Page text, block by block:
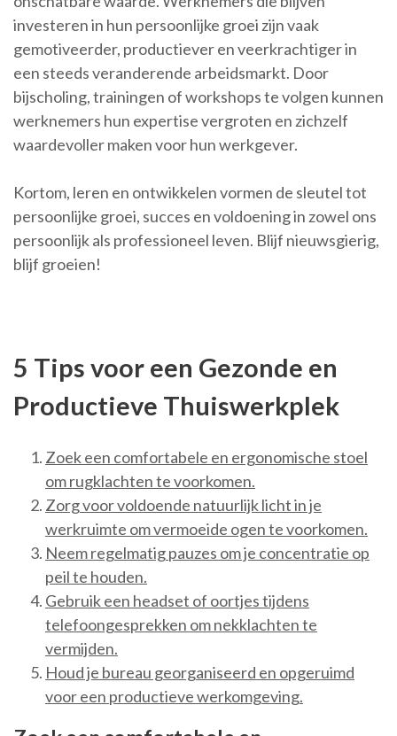
investeren in hun persoonlijke groei zijn vaak
gemotiveerder, productiever en veerkrachtiger in
een steeds veranderende arbeidsmarkt. Door
bijscholing, trainingen of workshops te volgen kunnen
werknemers hun expertise vergroten en zichzelf
waardevoller maken voor hun werkgever.
Kortom, leren en ontwikkelen vormen de sleutel tot
persoonlijke groei, succes en voldoening in zowel ons
persoonlijk als professioneel leven. Blijf nieuwsgierig,
blijf groeien!
5 Tips voor een Gezonde en
Productieve Thuiswerkplek
Zoek een comfortabele en ergonomische stoel
om rugklachten te voorkomen.
Zorg voor voldoende natuurlijk licht in je
werkruimte om vermoeide ogen te voorkomen.
Neem regelmatig pauzes om je concentratie op
peil te houden.
Gebruik een headset of oortjes tijdens
telefoongesprekken om nekklachten te
vermijden.
Houd je bureau georganiseerd en opgeruimd
voor een productieve werkomgeving.